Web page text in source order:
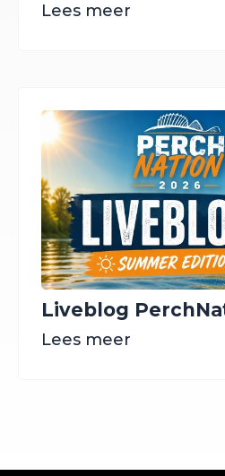
Lees meer
Liveblog
Lees meer